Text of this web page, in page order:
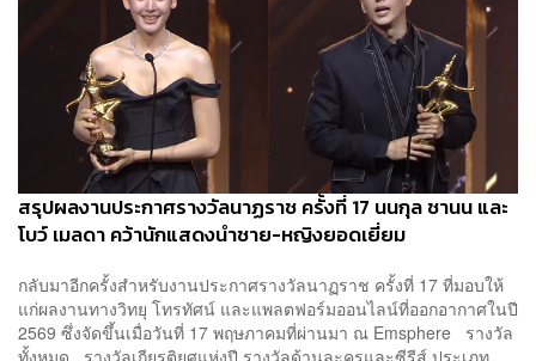
สรุปผลงานประกาศรางวัลนาฏราช ครั้งที่ 17 นนกุล ชานน และ
โบว์ เมลดา คว้านักแสดงนำชาย-หญิงยอดเยี่ยม
กลับมาอีกครั้งสำหรับงานประกาศรางวัลนาฏราช ครั้งที่ 17 ที่มอบให้
แก่ผลงานทางวิทยุ โทรทัศน์ และแพลตฟอร์มออนไลน์ที่ออกอากาศในปี
2569 ซึ่งจัดขึ้นเมื่อวันที่ 17 พฤษภาคมที่ผ่านมา ณ Emsphere รางวัล
ทั้งหมด รางวัลเกียรติยศแห่งปี รางวัลด้านละครและซีรีส์ ประเภท